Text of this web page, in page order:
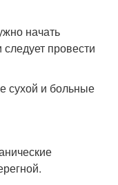
начать
провести
сухой и больные